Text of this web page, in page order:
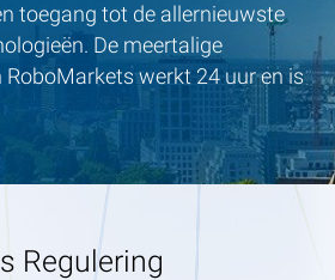
toegang tot de allernieuwste
De meertalige
werkt 24 uur en is
Regulering